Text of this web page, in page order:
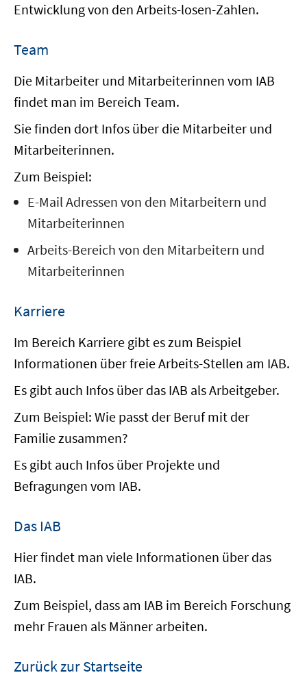
Entwicklung von den Arbeits-losen-Zahlen.
Team
Die Mitarbeiter und Mitarbeiterinnen vom IAB
findet man im Bereich Team.
Sie finden dort Infos über die Mitarbeiter und
Mitarbeiterinnen.
Zum Beispiel:
E-Mail Adressen von den Mitarbeitern und
Mitarbeiterinnen
Arbeits-Bereich von den Mitarbeitern und
Mitarbeiterinnen
Karriere
Im Bereich Karriere gibt es zum Beispiel
Informationen über freie Arbeits-Stellen am IAB.
Es gibt auch Infos über das IAB als Arbeitgeber.
Zum Beispiel: Wie passt der Beruf mit der
Familie zusammen?
Es gibt auch Infos über Projekte und
Befragungen vom IAB.
Das IAB
Hier findet man viele Informationen über das
IAB.
Zum Beispiel, dass am IAB im Bereich Forschung
mehr Frauen als Männer arbeiten.
Zurück zur Startseite